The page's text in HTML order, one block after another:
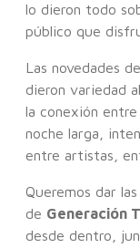
lo dieron todo
público que
Las novedades
dieron variedad
la conexión
noche larga,
entre artistas,
Queremos dar
de Generación
desde dentro,